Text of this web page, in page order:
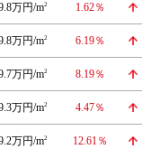
万円/m2 1.62％
万円/m2 6.19％
万円/m2 8.19％
万円/m2 4.47％
万円/m2 12.61％